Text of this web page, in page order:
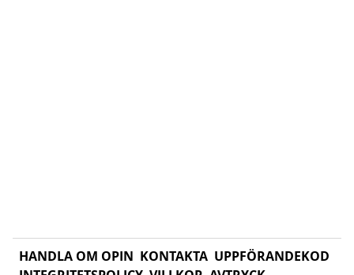
HANDLA OM OPIN KONTAKTA UPPFÖRANDEKOD